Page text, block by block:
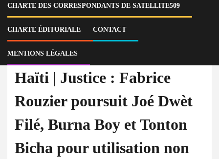
CHARTE DES CORRESPONDANTS DE SATELLITE509
CHARTE ÉDITORIALE CONTACT
MENTIONS LÉGALES
Home
Actu
Haïti | Justice : Fabrice Rouzier poursuit Joé Dwèt Filé, Burna Boy et
Tonton Bicha pour utilisation non autorisée de « 4 Kanpe »
À la Une Actu
Haïti | Justice : Fabrice
Rouzier poursuit Joé Dwèt
Filé, Burna Boy et Tonton
Bicha pour utilisation non